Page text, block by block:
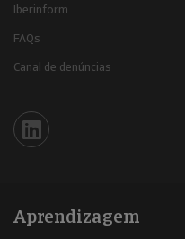
Iberinform
FAQs
Canal de denúncias
Iberinform en Linkedin
Aprendizagem